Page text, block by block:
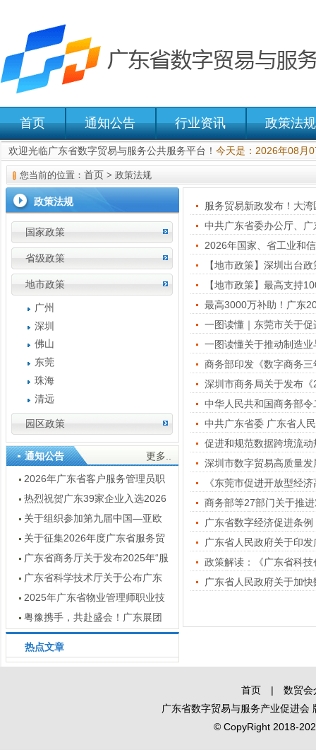
首页 通知公告 行业资讯 政策法规
欢迎光临广东省数字贸易与服务公共服务平台！ 今天是：2026年08月
您当前的位置： 首页 > 政策法规
政策法规
国家政策
省级政策
地市政策
广州
深圳
佛山
东莞
珠海
清远
园区政策
通知公告 更多..
2026年广东省客户服务管理员职
业技能竞赛通知
热烈祝贺广东39家企业入选2026
数字服务暨服务外包领军企业
关于组织参加第九届中国—亚欧
博览会广东经贸代表团的通知
关于征集2026年度广东省服务贸
易创新案例的通知
广东省商务厅关于发布2025年“服
贸全球”重点展会目录的通知
广东省科学技术厅关于公布广东
省2025年技术先进型服务企业名单
2025年广东省物业管理师职业技
能竞赛结果公示
粤豫携手，共赴盛会！广东展团
亮点抢先看 —— 第十五届河南投洽
会即将启幕
热点文章
服务贸易新政发布！大
2026年国家、省工业和
【地市政策】深圳出台
【地市政策】最高支持
最高3000万补助！广东
一图读懂｜东莞市关于
一图读懂关于推动制造
商务部印发《数字商务
深圳市商务局关于发布
中共广东省委 广东省人
促进和规范数据跨境流动
深圳市数字贸易高质量
《东莞市促进开放型经
商务部等27部门关于推
广东省数字经济促进条例
广东省人民政府关于印
政策解读：《广东省科技
广东省人民政府关于加
首页 |
数贸会
广东省数字贸易与服务产业促进会
© CopyRight 2018-